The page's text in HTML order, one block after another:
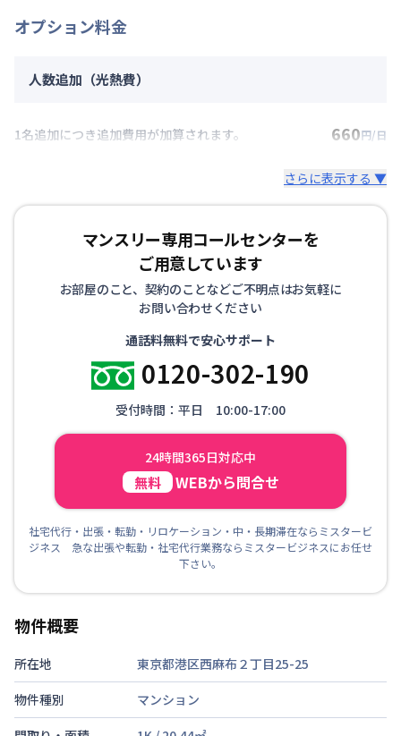
オプション料金
人数追加（光熱費）
1名追加につき追加費用が加算されます。 660円/日
さらに表示する ▼
マンスリー専用コールセンターを
ご用意しています
お部屋のこと、契約のことなどご不明点はお気軽に
お問い合わせください
通話料無料で安心サポート
0120-302-190
受付時間：平日 10:00-17:00
24時間365日対応中
無料 WEBから問合せ
社宅代行・出張・転勤・リロケーション・中・長期滞在ならミスタービ
ジネス 急な出張や転勤・社宅代行業務ならミスタービジネスにお任せ
下さい。
物件概要
所在地
東京都港区西麻布２丁目25-25
物件種別
マンション